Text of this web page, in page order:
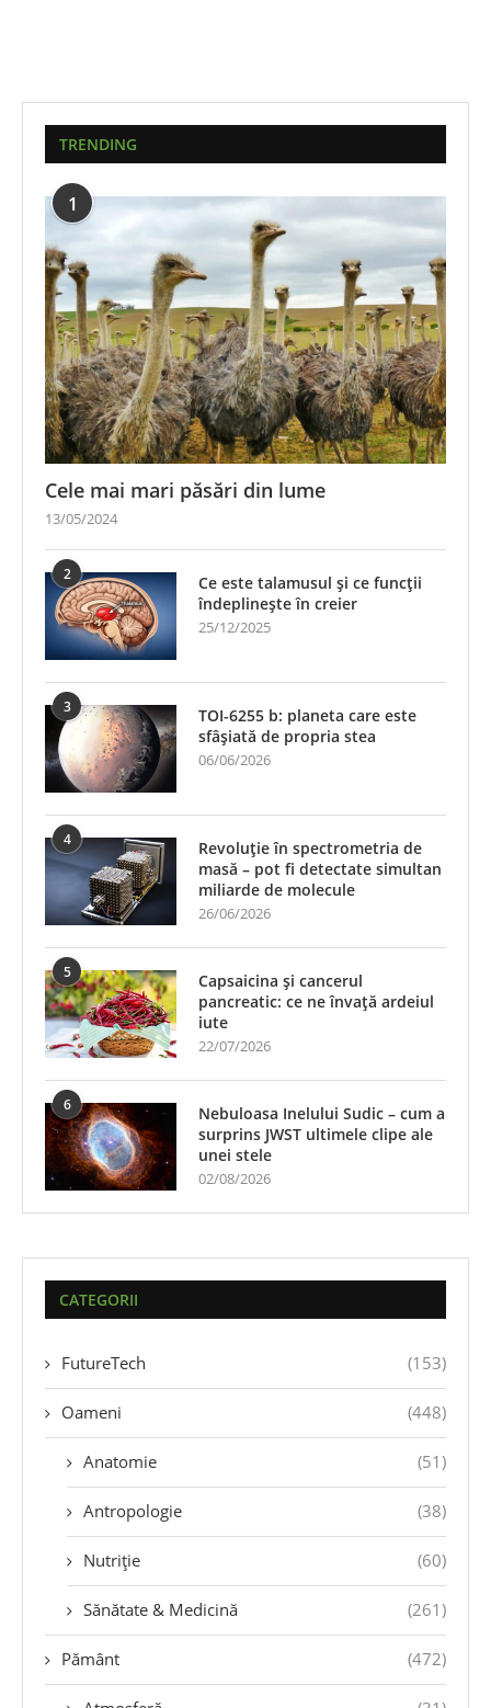
TRENDING
1
Cele mai mari păsări din lume
13/05/2024
2
Ce este talamusul și ce funcții
îndeplinește în creier
25/12/2025
3
TOI-6255 b: planeta care este
sfâșiată de propria stea
06/06/2026
4
Revoluție în spectrometria de
masă – pot fi detectate simultan
miliarde de molecule
26/06/2026
5
Capsaicina și cancerul
pancreatic: ce ne învață ardeiul
iute
22/07/2026
6
Nebuloasa Inelului Sudic – cum a
surprins JWST ultimele clipe ale
unei stele
02/08/2026
CATEGORII
FutureTech (153)
Oameni (448)
Anatomie (51)
Antropologie (38)
Nutriție (60)
Sănătate & Medicină (261)
Pământ (472)